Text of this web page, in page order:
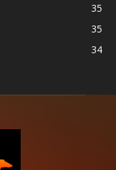
35
35
34